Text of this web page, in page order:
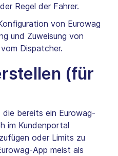
Regel der Fahrer.
von Eurowag
und Zuweisung von
Dispatcher.
(für
bereits ein Eurowag-
im Kundenportal
oder Limits zu
App meist als